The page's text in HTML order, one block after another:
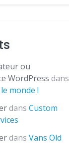
ou
WordPress dans
monde !
dansCustom
dansVans Old